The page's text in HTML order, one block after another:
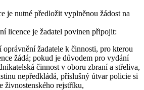
je nutné předložit vyplněnou žádost na
licence je žadatel povinen připojit:
žadatele k činnosti, pro kterou
žádá; pokud je důvodem pro vydání
činnost v oboru zbraní a střeliva,
nepředkládá, příslušný útvar policie si
živnostenského rejstříku,